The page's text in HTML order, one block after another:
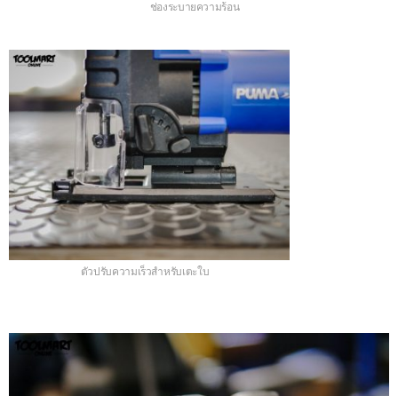
ช่องระบายความร้อน
ตัวปรับความเร็วสำหรับเตะใบ